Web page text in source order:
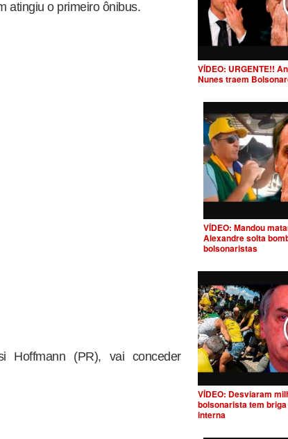
atingiu o primeiro ônibus.
Hoffmann (PR), vai conceder
VÍDEO: URGENTE!!
Nunes traem
VÍDEO: Mandou
Alexandre solta
bolsonaristas
VÍDEO: Desviaram
bolsonarista tem
interna